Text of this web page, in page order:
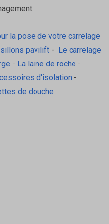
la pose de votre carrelage
pavilift- Le carrelage
- La laine de roche -
d'isolation -
de douche